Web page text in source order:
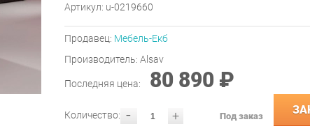
Артикул: u-0219660
Продавец: Мебель-Екб
Производитель: Alsav
Последняя цена: 80 890 ₽
- +
Количество: Под заказ